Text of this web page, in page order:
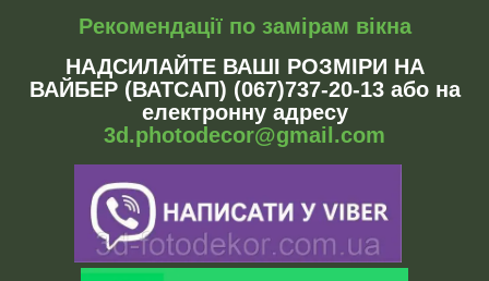
Рекомендації по замірам вікна
НАДСИЛАЙТЕ ВАШІ РОЗМІРИ НА
ВАЙБЕР (ВАТСАП) (067)737-20-13 або на
електронну адресу
3d.photodecor@gmail.com